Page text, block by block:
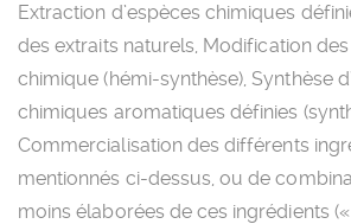
Extraction d’espèces chimiques
des extraits naturels, Modification
chimique (hémi-synthèse), Synthèse
chimiques aromatiques définies
Commercialisation des différents
mentionnés ci-dessus, ou de
moins élaborées de ces ingrédients